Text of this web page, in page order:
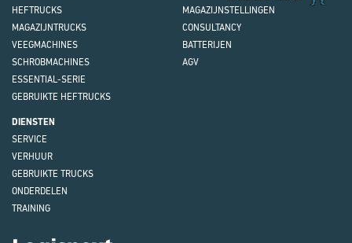
HEFTRUCKS
MAGAZIJNTRUCKS
VEEGMACHINES
SCHROBMACHINES
ESSENTIAL-SERIE
GEBRUIKTE HEFTRUCKS
MAGAZIJNSTELLINGEN
CONSULTANCY
BATTERIJEN
AGV
DIENSTEN
SERVICE
VERHUUR
GEBRUIKTE TRUCKS
ONDERDELEN
TRAINING